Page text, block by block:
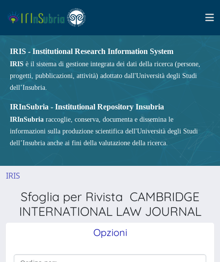
IRIS - Institutional Research Information System
IRIS è il sistema di gestione integrata dei dati della ricerca (persone,
progetti, pubblicazioni, attività) adottato dall'Università degli Studi
dell’Insubria.
IRInSubria - Institutional Repository Insubria
IRInSubria raccoglie, conserva, documenta e dissemina le
informazioni sulla produzione scientifica dell'Università degli Studi
dell’Insubria anche ai fini della valutazione della ricerca.
IRIS
Sfoglia per Rivista CAMBRIDGE
INTERNATIONAL LAW JOURNAL
Opzioni